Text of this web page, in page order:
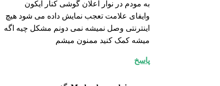
به مودم در نوار اعلان گوشی کنار ایکون
وایفای علامت تعجب نمایش داده می شود هیچ
اینترنتی وصل نمیشه نمی دونم مشکل چیه اگه
میشه کمک کنید ممنون میشم
پاسخ